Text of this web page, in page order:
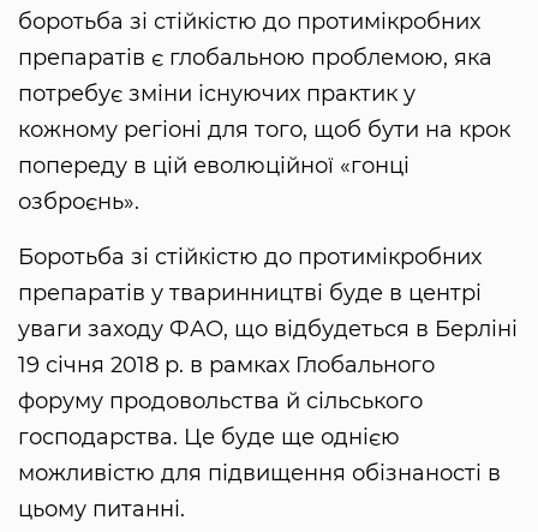
боротьба зі стійкістю до протимікробних
препаратів є глобальною проблемою, яка
потребує зміни існуючих практик у
кожному регіоні для того, щоб бути на крок
попереду в цій еволюційної «гонці
озброєнь».
Боротьба зі стійкістю до протимікробних
препаратів у тваринництві буде в центрі
уваги заходу ФАО, що відбудеться в Берліні
19 січня 2018 р. в рамках Глобального
форуму продовольства й сільського
господарства. Це буде ще однією
можливістю для підвищення обізнаності в
цьому питанні.